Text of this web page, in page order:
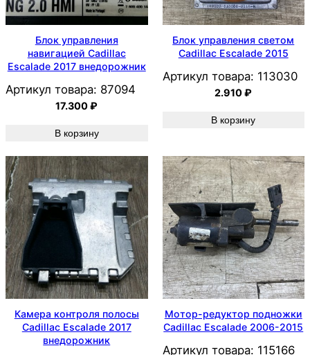
Блок управления
навигацией Cadillac
Escalade 2017 внедорожник
Артикул товара: 87094
17.300₽
В корзину
Блок управления светом
Cadillac Escalade 2015
Артикул товара: 113030
2.910₽
В корзину
Камера контроля полосы
Cadillac Escalade 2017
внедорожник
Мотор-редуктор подножки
Cadillac Escalade 2006-2015
Артикул товара: 115166